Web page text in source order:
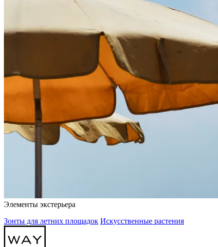
Элементы экстерьера
Зонты для летних площадок Искусственные растения